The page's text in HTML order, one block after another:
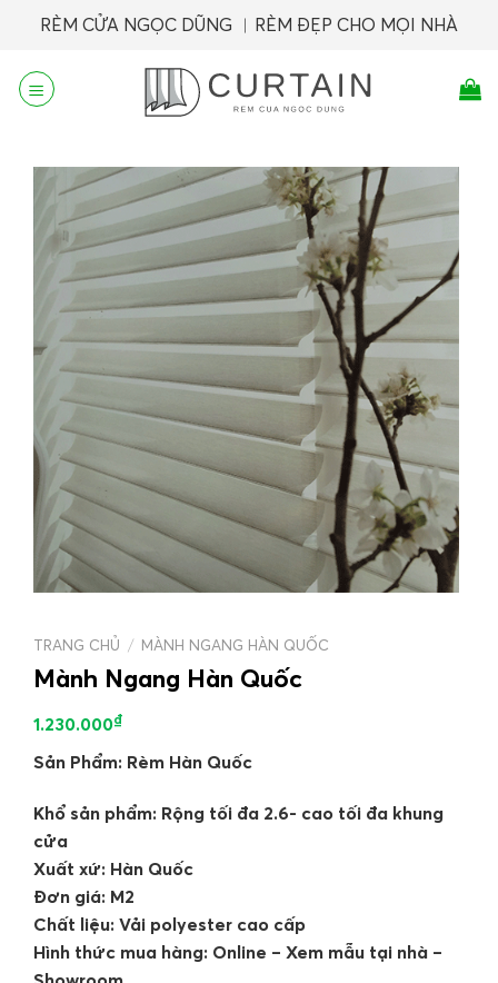
content
RÈM CỬA NGỌC DŨNG ︱RÈM ĐẸP CHO MỌI NHÀ
TRANG CHỦ / MÀNH NGANG HÀN QUỐC
Mành Ngang Hàn Quốc
1.230.000₫
Sản Phẩm: Rèm Hàn Quốc
Khổ sản phẩm: Rộng tối đa 2.6- cao tối đa khung
cửa
Xuất xứ: Hàn Quốc
Đơn giá: M2
Chất liệu: Vải polyester cao cấp
Hình thức mua hàng: Online – Xem mẫu tại nhà –